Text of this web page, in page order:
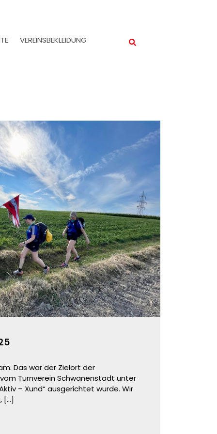
VEREINSBEKLEIDUNG
Das war der Zielort der
Turnverein Schwanenstadt unter
– Xund“ ausgerichtet wurde. Wir
[...]